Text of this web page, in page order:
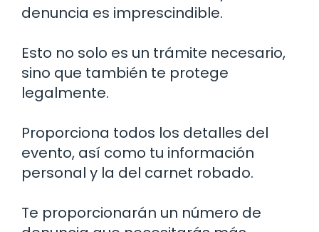
denuncia es imprescindible.
Esto no solo es un trámite necesario,
sino que también te protege
legalmente.
Proporciona todos los detalles del
evento, así como tu información
personal y la del carnet robado.
Te proporcionarán un número de